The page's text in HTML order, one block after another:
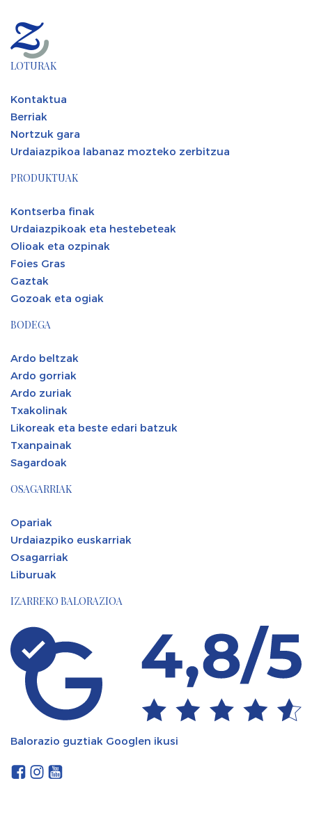
LOTURAK
Kontaktua
Berriak
Nortzuk gara
Urdaiazpikoa labanaz mozteko zerbitzua
PRODUKTUAK
Kontserba finak
Urdaiazpikoak eta hestebeteak
Olioak eta ozpinak
Foies Gras
Gaztak
Gozoak eta ogiak
BODEGA
Ardo beltzak
Ardo gorriak
Ardo zuriak
Txakolinak
Likoreak eta beste edari batzuk
Txanpainak
Sagardoak
OSAGARRIAK
Opariak
Urdaiazpiko euskarriak
Osagarriak
Liburuak
IZARREKO BALORAZIOA
Balorazio guztiak Googlen ikusi